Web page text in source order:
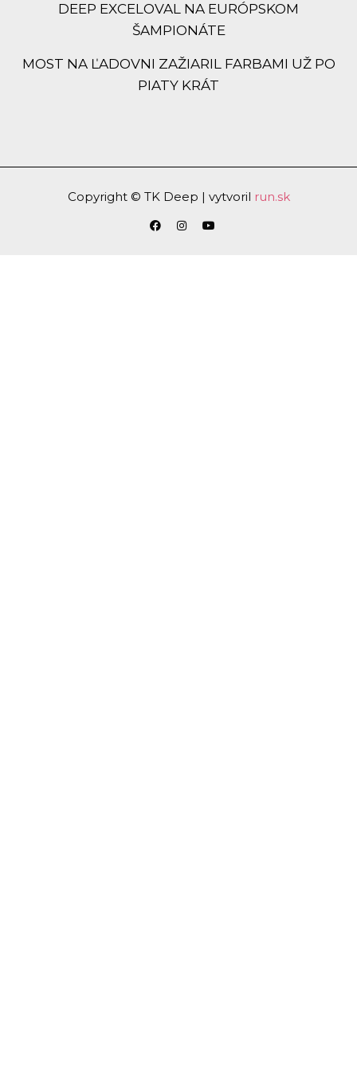
DEEP EXCELOVAL NA EURÓPSKOM
ŠAMPIONÁTE
MOST NA ĽADOVNI ZAŽIARIL FARBAMI UŽ PO
PIATY KRÁT
Copyright © TK Deep | vytvoril run.sk